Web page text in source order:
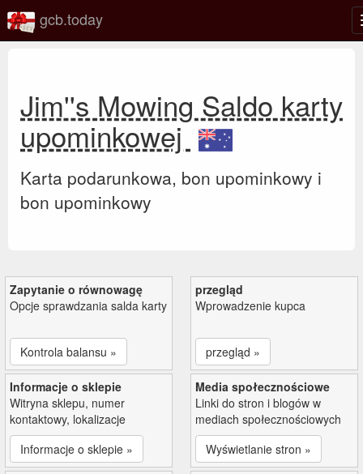
gcb.today
Jim''s Mowing Saldo karty
upominkowej
Karta podarunkowa, bon upominkowy i
bon upominkowy
Zapytanie o równowagę
Opcje sprawdzania salda karty
Kontrola balansu »
przegląd
Wprowadzenie kupca
przegląd »
Informacje o sklepie
Witryna sklepu, numer
kontaktowy, lokalizacje
Informacje o sklepie »
Media społecznościowe
Linki do stron i blogów w
mediach społecznościowych
Wyświetlanie stron »